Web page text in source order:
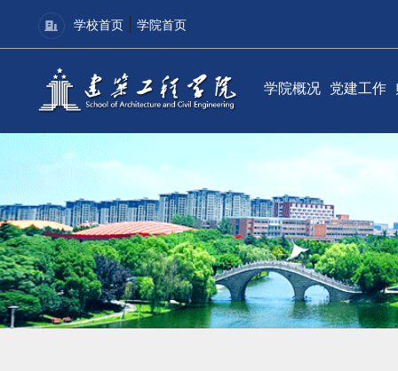
学校首页| 学院首页
学院概况
现任领导
组织机构
联系我们
党建工作
党建动态
理论学习
学院分党校